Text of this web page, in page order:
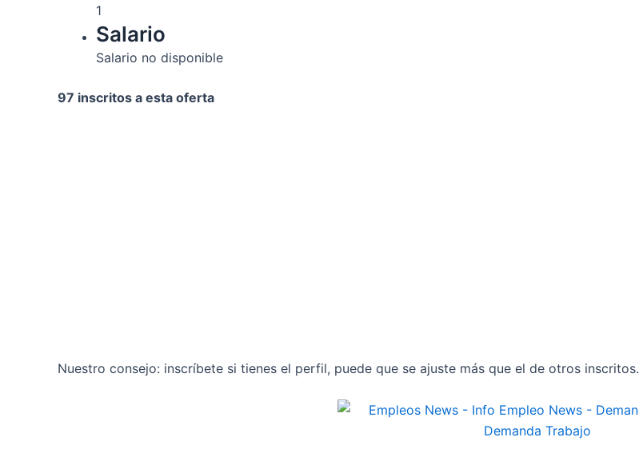
1
Salario
Salario no disponible
97 inscritos a esta oferta
Nuestro consejo: inscríbete si tienes el perfil, puede que se ajuste más que el de otros inscritos.